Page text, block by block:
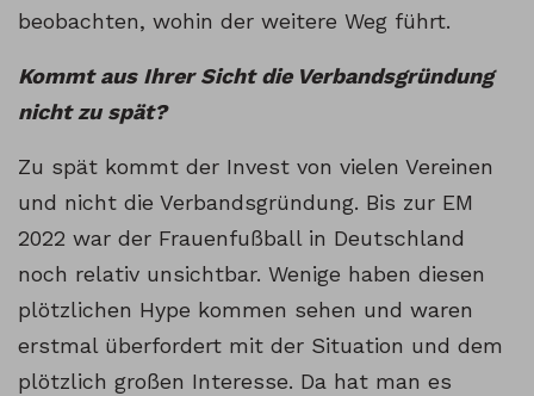
beobachten, wohin der weitere Weg führt.
Kommt aus Ihrer Sicht die Verbandsgründung
nicht zu spät?
Zu spät kommt der Invest von vielen Vereinen
und nicht die Verbandsgründung. Bis zur EM
2022 war der Frauenfußball in Deutschland
noch relativ unsichtbar. Wenige haben diesen
plötzlichen Hype kommen sehen und waren
erstmal überfordert mit der Situation und dem
plötzlich großen Interesse. Da hat man es